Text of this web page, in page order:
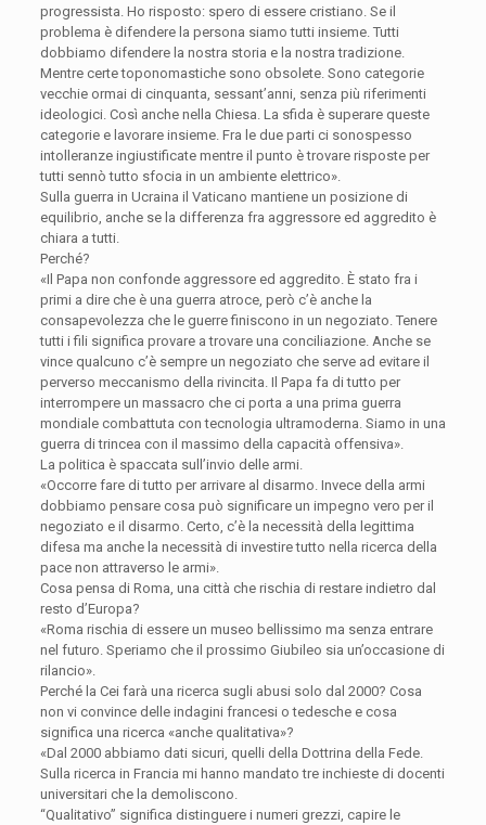
progressista. Ho risposto: spero di essere cristiano. Se il
problema è difendere la persona siamo tutti insieme. Tutti
dobbiamo difendere la nostra storia e la nostra tradizione.
Mentre certe toponomastiche sono obsolete. Sono categorie
vecchie ormai di cinquanta, sessant’anni, senza più riferimenti
ideologici. Così anche nella Chiesa. La sfida è superare queste
categorie e lavorare insieme. Fra le due parti ci sonospesso
intolleranze ingiustificate mentre il punto è trovare risposte per
tutti sennò tutto sfocia in un ambiente elettrico».
Sulla guerra in Ucraina il Vaticano mantiene un posizione di
equilibrio, anche se la differenza fra aggressore ed aggredito è
chiara a tutti.
Perché?
«Il Papa non confonde aggressore ed aggredito. È stato fra i
primi a dire che è una guerra atroce, però c’è anche la
consapevolezza che le guerre finiscono in un negoziato. Tenere
tutti i fili significa provare a trovare una conciliazione. Anche se
vince qualcuno c’è sempre un negoziato che serve ad evitare il
perverso meccanismo della rivincita. Il Papa fa di tutto per
interrompere un massacro che ci porta a una prima guerra
mondiale combattuta con tecnologia ultramoderna. Siamo in una
guerra di trincea con il massimo della capacità offensiva».
La politica è spaccata sull’invio delle armi.
«Occorre fare di tutto per arrivare al disarmo. Invece della armi
dobbiamo pensare cosa può significare un impegno vero per il
negoziato e il disarmo. Certo, c’è la necessità della legittima
difesa ma anche la necessità di investire tutto nella ricerca della
pace non attraverso le armi».
Cosa pensa di Roma, una città che rischia di restare indietro dal
resto d’Europa?
«Roma rischia di essere un museo bellissimo ma senza entrare
nel futuro. Speriamo che il prossimo Giubileo sia un’occasione di
rilancio».
Perché la Cei farà una ricerca sugli abusi solo dal 2000? Cosa
non vi convince delle indagini francesi o tedesche e cosa
significa una ricerca «anche qualitativa»?
«Dal 2000 abbiamo dati sicuri, quelli della Dottrina della Fede.
Sulla ricerca in Francia mi hanno mandato tre inchieste di docenti
universitari che la demoliscono.
“Qualitativo” significa distinguere i numeri grezzi, capire le